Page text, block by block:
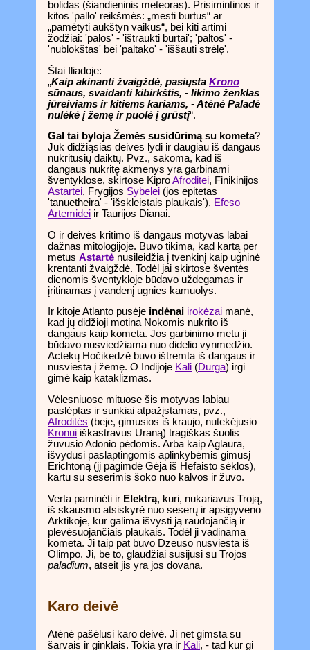
bolidas (šiandieninis meteoras). Prisimintinos ir
kitos 'pallo' reikšmės: „mesti burtus“ ar
„pamėtyti aukštyn vaikus“, bei kiti artimi
žodžiai: 'palos' - 'ištraukti burtai'; 'paltos' -
'nublokštas' bei 'paltako' - 'iššauti strėlę'.
Štai Iliadoje:
„Kaip akinanti žvaigždė, pasiųsta Krono
sūnaus, svaidanti kibirkštis, - likimo ženklas
jūreiviams ir kitiems kariams, - Atėnė Paladė
nulėkė į žemę ir puolė į grūstį“.
Gal tai byloja Žemės susidūrimą su kometa?
Juk didžiąsias deives lydi ir daugiau iš dangaus
nukritusių daiktų. Pvz., sakoma, kad iš
dangaus nukritę akmenys yra garbinami
šventyklose, skirtose KiproAfroditei, Finikinijos
Astartei, Frygijos Sybelei (jos epitetas
'tanuetheira' - 'išskleistais plaukais'), Efeso
Artemidei ir Taurijos Dianai.
O ir deivės kritimo iš dangaus motyvas labai
dažnas mitologijoje. Buvo tikima, kad kartą per
metus Astartė nusileidžia į tvenkinį kaip ugninė
krentanti žvaigždė. Todėl jai skirtose šventės
dienomis šventykloje būdavo uždegamas ir
įritinamas į vandenį ugnies kamuolys.
Ir kitoje Atlanto pusėje indėnai irokėzai manė,
kad jų didžioji motina Nokomis nukrito iš
dangaus kaip kometa. Jos garbinimo metu ji
būdavo nusviedžiama nuo didelio vynmedžio.
Actekų Hočikedzė buvo ištremta iš dangaus ir
nusviesta į žemę. O Indijoje Kali (Durga) irgi
gimė kaip kataklizmas.
Vėlesniuose mituose šis motyvas labiau
paslėptas ir sunkiai atpažįstamas, pvz.,
Afroditės (beje, gimusios iš kraujo, nutekėjusio
Kronui iškastravus Uraną) tragiškas šuolis
žuvusio Adonio pėdomis. Arba kaip Aglaura,
išvydusi paslaptingomis aplinkybėmis gimusį
Erichtoną (jį pagimdė Gėja iš Hefaisto sėklos),
kartu su seserimis šoko nuo kalvos ir žuvo.
Verta paminėti ir Elektrą, kuri, nukariavus Troją,
iš skausmo atsiskyrė nuo seserų ir apsigyveno
Arktikoje, kur galima išvysti ją raudojančią ir
plevėsuojančiais plaukais. Todėl ji vadinama
kometa. Ji taip pat buvo Dzeuso nusviesta iš
Olimpo. Ji, be to, glaudžiai susijusi su Trojos
paladium, atseit jis yra jos dovana.
Karo deivė
Atėnė pašėlusi karo deivė. Ji net gimsta su
šarvais ir ginklais. Tokia yra ir Kali, - tad kur gi